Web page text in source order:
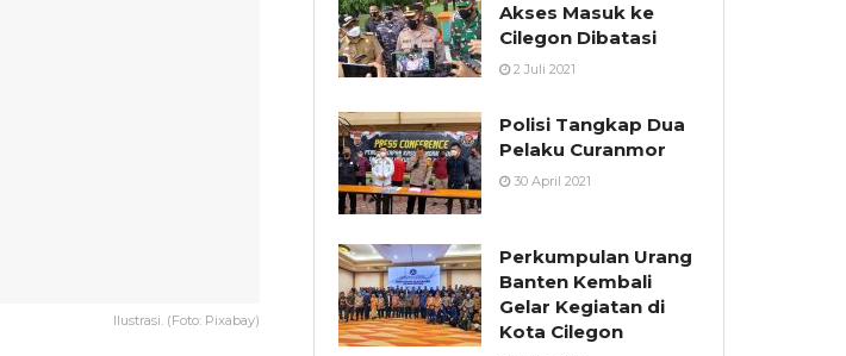
Ilustrasi. (Foto: Pixabay)
Akses Masuk ke
Cilegon Dibatasi
2 Juli 2021
Polisi Tangkap Dua
Pelaku Curanmor
30 April 2021
Perkumpulan Urang
Banten Kembali
Gelar Kegiatan di
Kota Cilegon